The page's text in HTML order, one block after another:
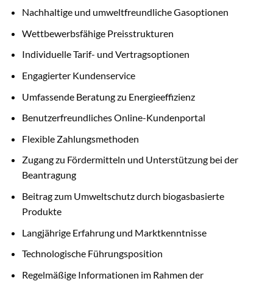
Nachhaltige und umweltfreundliche Gasoptionen
Wettbewerbsfähige Preisstrukturen
Individuelle Tarif- und Vertragsoptionen
Engagierter Kundenservice
Umfassende Beratung zu Energieeffizienz
Benutzerfreundliches Online-Kundenportal
Flexible Zahlungsmethoden
Zugang zu Fördermitteln und Unterstützung bei der
Beantragung
Beitrag zum Umweltschutz durch biogasbasierte
Produkte
Langjährige Erfahrung und Marktkenntnisse
Technologische Führungsposition
Regelmäßige Informationen im Rahmen der